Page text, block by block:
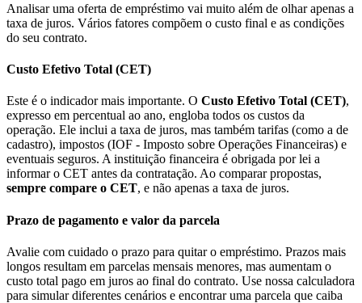
Analisar uma oferta de empréstimo vai muito além de olhar apenas a
taxa de juros. Vários fatores compõem o custo final e as condições
do seu contrato.
Custo Efetivo Total (CET)
Este é o indicador mais importante. O Custo Efetivo Total (CET),
expresso em percentual ao ano, engloba todos os custos da
operação. Ele inclui a taxa de juros, mas também tarifas (como a de
cadastro), impostos (IOF - Imposto sobre Operações Financeiras) e
eventuais seguros. A instituição financeira é obrigada por lei a
informar o CET antes da contratação. Ao comparar propostas,
sempre compare o CET, e não apenas a taxa de juros.
Prazo de pagamento e valor da parcela
Avalie com cuidado o prazo para quitar o empréstimo. Prazos mais
longos resultam em parcelas mensais menores, mas aumentam o
custo total pago em juros ao final do contrato. Use nossa calculadora
para simular diferentes cenários e encontrar uma parcela que caiba